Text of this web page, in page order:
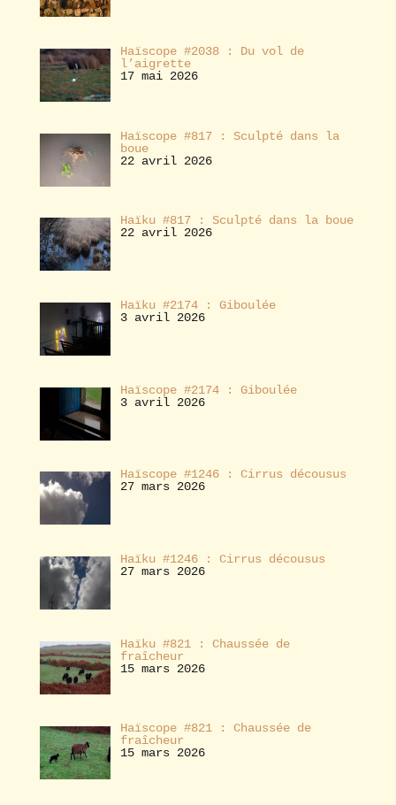
Haïscope #2038 : Du vol de
l’aigrette
17 mai 2026
Haïscope #817 : Sculpté dans la
boue
22 avril 2026
Haïku #817 : Sculpté dans la boue
22 avril 2026
Haïku #2174 : Giboulée
3 avril 2026
Haïscope #2174 : Giboulée
3 avril 2026
Haïscope #1246 : Cirrus décousus
27 mars 2026
Haïku #1246 : Cirrus décousus
27 mars 2026
Haïku #821 : Chaussée de
fraîcheur
15 mars 2026
Haïscope #821 : Chaussée de
fraîcheur
15 mars 2026